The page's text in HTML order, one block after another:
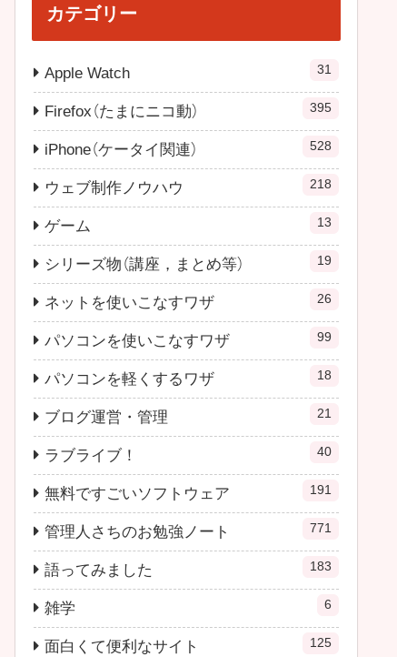
カテゴリー
Apple Watch 31
Firefox（たまにニコ動） 395
iPhone（ケータイ関連） 528
ウェブ制作ノウハウ 218
ゲーム 13
シリーズ物（講座，まとめ等） 19
ネットを使いこなすワザ 26
パソコンを使いこなすワザ 99
パソコンを軽くするワザ 18
ブログ運営・管理 21
ラブライブ！ 40
無料ですごいソフトウェア 191
管理人さちのお勉強ノート 771
語ってみました 183
雑学 6
面白くて便利なサイト 125